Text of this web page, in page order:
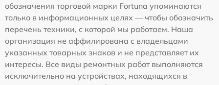
обозначения торговой марки Fortuna упоминаются
только в информационных целях — чтобы обозначить
перечень техники, с которой мы работаем. Наша
организация не аффилирована с владельцами
указанных товарных знаков и не представляет их
интересы. Все виды ремонтных работ выполняются
исключительно на устройствах, находящихся в